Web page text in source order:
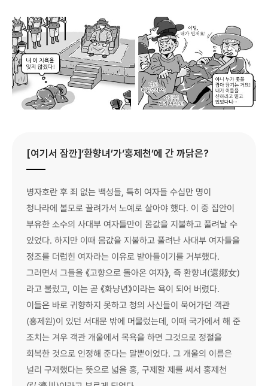
[여기서 잠깐]‘환향녀’가‘홍제천’에 간 까닭은?
병자호란 후 죄 없는 백성들, 특히 여자들 수십만 명이
청나라에 볼모로 끌려가서 노예로 살아야 했다. 이 중 집안이
부유한 소수의 사대부 여자들만이 몸값을 지불하고 풀려날 수
있었다. 하지만 이때 몸값을 지불하고 풀려난 사대부 여자들을
정조를 더럽힌 여자라는 이유로 받아들이기를 거부했다.
그러면서 그들을 《고향으로 돌아온 여자》, 즉 환향녀(還鄕女)
라고 불렀고, 이는 곧 《화냥년》이라는 욕이 되어 버렸다.
이들은 바로 귀향하지 못하고 청의 사신들이 묵어가던 객관
(홍제원)이 있던 서대문 밖에 머물렀는데, 이때 국가에서 해 준
조치는 겨우 객관 개울에서 목욕을 하면 그것으로 정절을
회복한 것으로 인정해 준다는 말뿐이었다. 그 개울의 이름은
널리 구제했다는 뜻으로 넓을 홍, 구제할 제를 써서 홍제천